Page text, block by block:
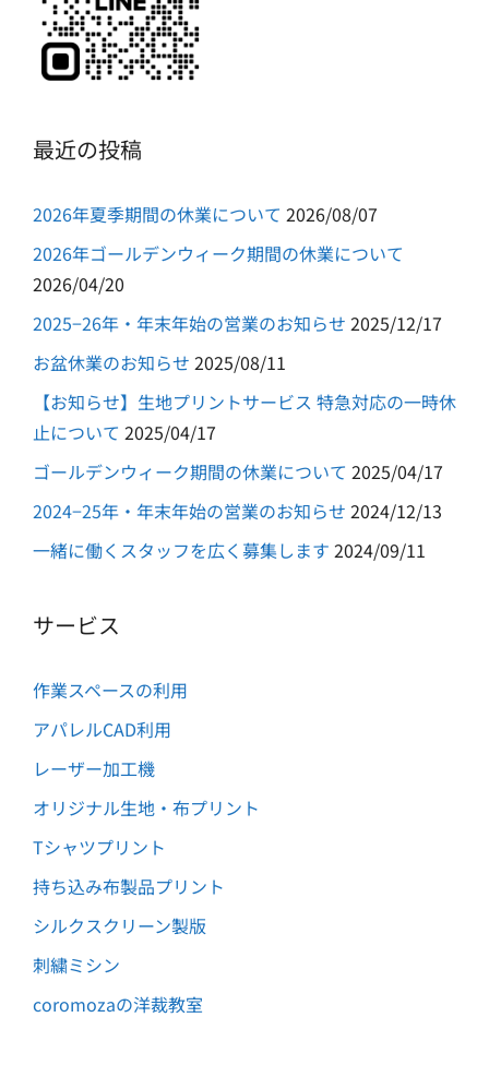
最近の投稿
2026年夏季期間の休業について 2026/08/07
2026年ゴールデンウィーク期間の休業について
2026/04/20
2025−26年・年末年始の営業のお知らせ 2025/12/17
お盆休業のお知らせ 2025/08/11
【お知らせ】生地プリントサービス 特急対応の一時休
止について 2025/04/17
ゴールデンウィーク期間の休業について 2025/04/17
2024−25年・年末年始の営業のお知らせ 2024/12/13
一緒に働くスタッフを広く募集します 2024/09/11
サービス
作業スペースの利用
アパレルCAD利用
レーザー加工機
オリジナル生地・布プリント
Tシャツプリント
持ち込み布製品プリント
シルクスクリーン製版
刺繍ミシン
coromozaの洋裁教室